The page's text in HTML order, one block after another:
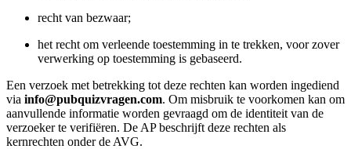
recht van bezwaar;
het recht om verleende toestemming in te trekken, voor zover
verwerking op toestemming is gebaseerd.
Een verzoek met betrekking tot deze rechten kan worden ingediend
via info@pubquizvragen.com. Om misbruik te voorkomen kan om
aanvullende informatie worden gevraagd om de identiteit van de
verzoeker te verifiëren. De AP beschrijft deze rechten als
kernrechten onder de AVG.